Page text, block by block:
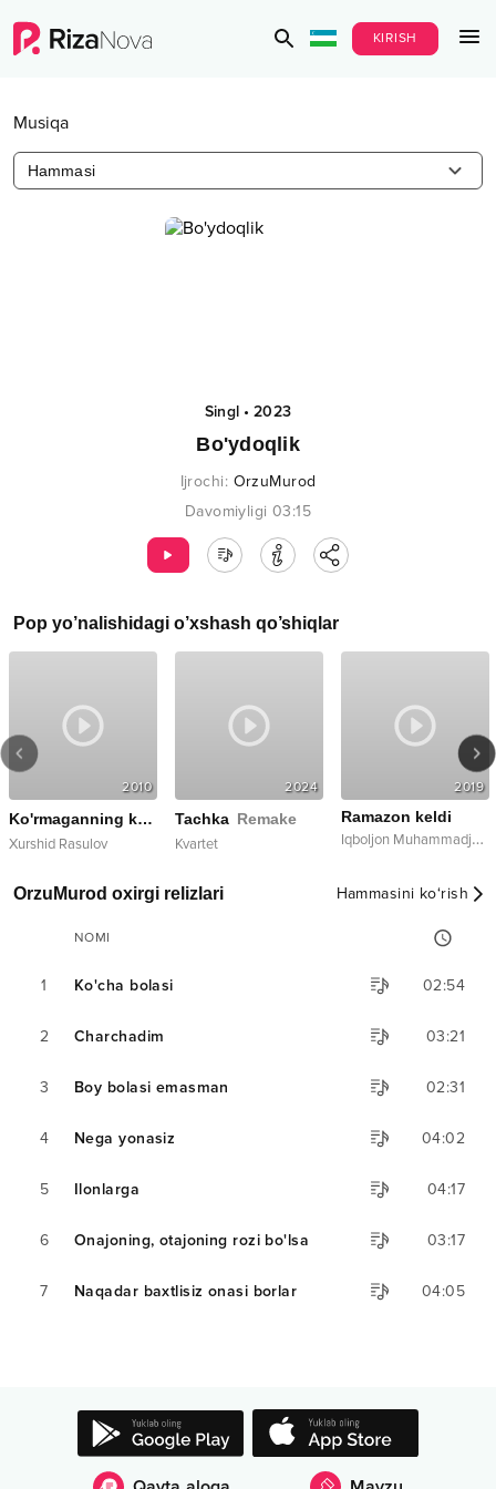
KIRISH
Musiqa
Hammasi
Singl•2023
Bo'ydoqlik
Ijrochi: OrzuMurod
Davomiyligi 03:15
Pop yo’nalishidagi o’xshash qo’shiqlar
2010
Ko'rmaganning ko'rgani qursin
Live
Xurshid Rasulov
2024
Tachka Remake
Kvartet
2019
Ramazon keldi
I
qboljon Muhammadjonov
OrzuMurod oxirgi relizlari Hammasini ko‘rish
NOMI
1 Ko'cha bolasi 02:54
2 Charchadim 03:21
3 Boy bolasi emasman 02:31
4 Nega yonasiz 04:02
5 Ilonlarga 04:17
6 Onajoning, otajoning rozi bo'lsa 03:17
7 Naqadar baxtlisiz onasi borlar 04:05